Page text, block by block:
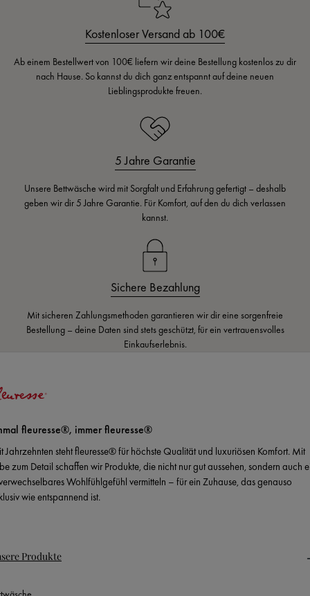
Kostenloser Versand ab 100€
Ab einem Bestellwert von 100€ liefern wir deine Bestellung kostenlos zu dir
nach Hause. So kannst du dich ganz entspannt auf deine neuen
Lieblingsprodukte freuen.
5 Jahre Garantie
Unsere Bettwäsche wird mit Sorgfalt und Erfahrung gefertigt – deshalb
geben wir dir 5 Jahre Garantie. Für Komfort, auf den du dich verlassen
kannst.
Sichere Bezahlung
Mit sicheren Zahlungsmethoden garantieren wir dir eine sorgenfreie
Bestellung – deine Daten sind stets geschützt, für ein vertrauensvolles
Einkaufserlebnis.
fleuresse®, immer fleuresse®
Jahrzehnten steht fleuresse® für höchste Qualität und luxuriösen Komfort. Mit
zum Detail schaffen wir Produkte, die nicht nur gut aussehen, sondern auch
Wohlfühlgefühl vermitteln – für ein Zuhause, das genauso
wie entspannend ist.
Produkte